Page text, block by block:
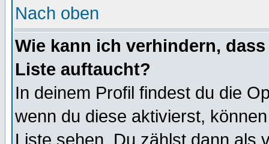
Nach oben
Wie kann ich verhindern,
Liste auftaucht?
In deinem Profil findest du die
wenn du diese aktivierst,
Liste sehen. Du zählst dann als